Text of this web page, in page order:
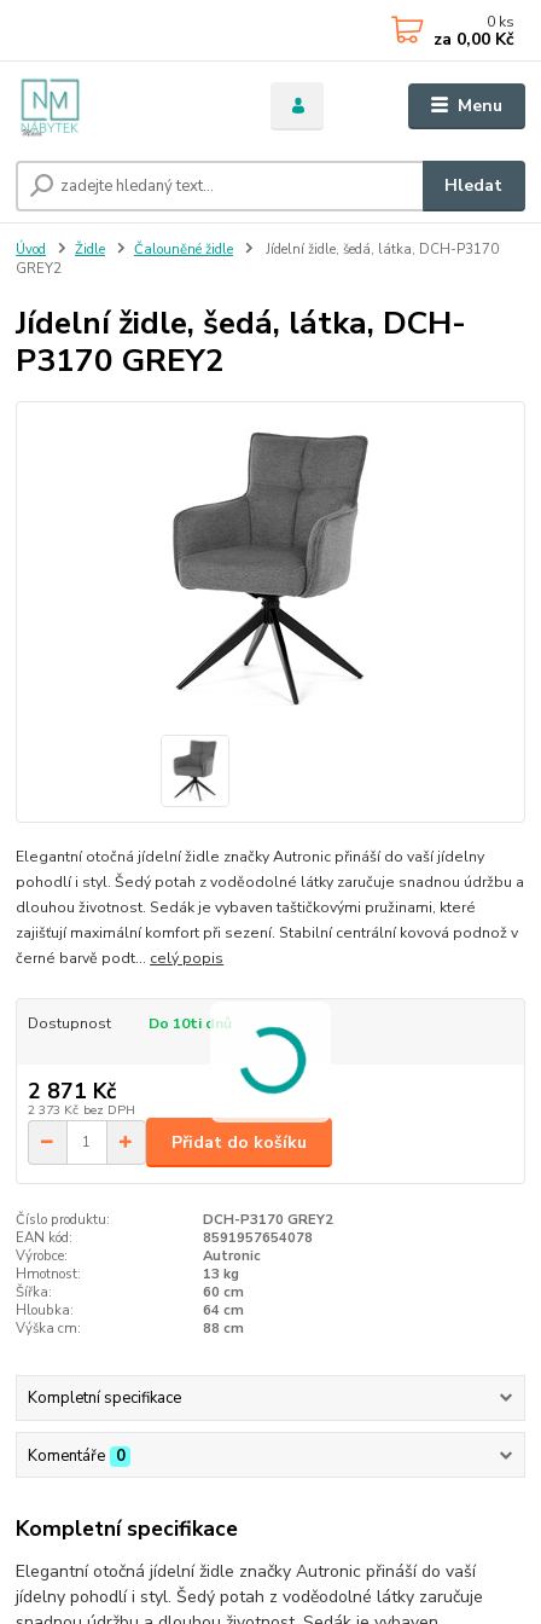
Menu
Hledat
0 ks
za 0,00 Kč
Úvod Židle Čalouněné židle
Jídelní židle, šedá, látka, DCH-P3170
GREY2
Jídelní židle, šedá, látka, DCH-
P3170 GREY2
Elegantní otočná jídelní židle značky Autronic přináší do vaší jídelny
pohodlí i styl. Šedý potah z voděodolné látky zaručuje snadnou údržbu a
dlouhou životnost. Sedák je vybaven taštičkovými pružinami, které
zajišťují maximální komfort při sezení. Stabilní centrální kovová podnož v
černé barvě podt... celý popis
Dostupnost Do 10ti dnů
2 871 Kč
2 373 Kč bez DPH
Přidat do košíku
Číslo produktu:
DCH-P3170 GREY2
EAN kód:
8591957654078
Výrobce:
Autronic
Hmotnost:
13 kg
Šířka:
60 cm
Hloubka:
64 cm
Výška cm:
88 cm
Kompletní specifikace
Komentáře 0
Kompletní specifikace
Elegantní otočná jídelní židle značky Autronic přináší do vaší
jídelny pohodlí i styl. Šedý potah z voděodolné látky zaručuje